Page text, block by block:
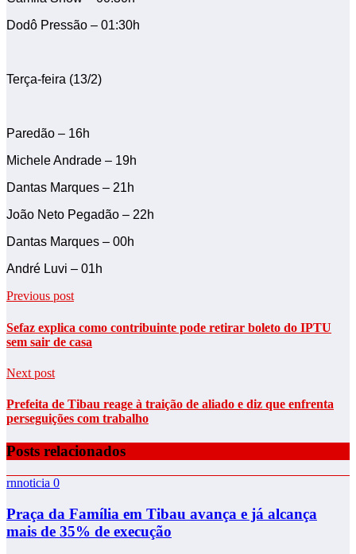
Dodô Pressão – 01:30h
Terça-feira (13/2)
Paredão – 16h
Michele Andrade – 19h
Dantas Marques – 21h
João Neto Pegadão – 22h
Dantas Marques – 00h
André Luvi – 01h
Previous post
Sefaz explica como contribuinte pode retirar boleto do IPTU
sem sair de casa
Next post
Prefeita de Tibau reage à traição de aliado e diz que enfrenta
perseguições com trabalho
Posts relacionados
rnnoticia 0
Praça da Família em Tibau avança e já alcança
mais de 35% de execução